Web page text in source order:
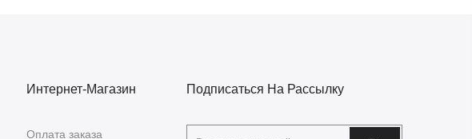
Интернет-Магазин
Оплата заказа
Подписаться На Рассылку